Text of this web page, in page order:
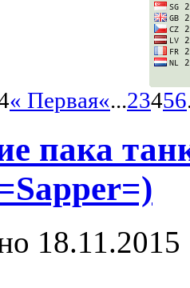
« Первая«...23456
пака
18.11.2015